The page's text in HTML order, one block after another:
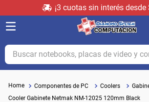
¡3 cuotas sin interés desde
Buscar notebooks, placas de video y
Componentes de PC Coolers
Cooler Gabinete Netmak NM-12025 120mm Black